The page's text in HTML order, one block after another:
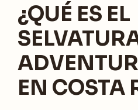
¿QUÉ ES EL
EN COSTA